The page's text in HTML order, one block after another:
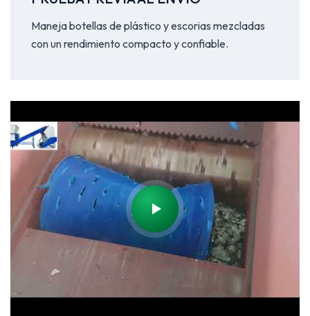
Maneja botellas de plástico y escorias mezcladas
con un rendimiento compacto y confiable.